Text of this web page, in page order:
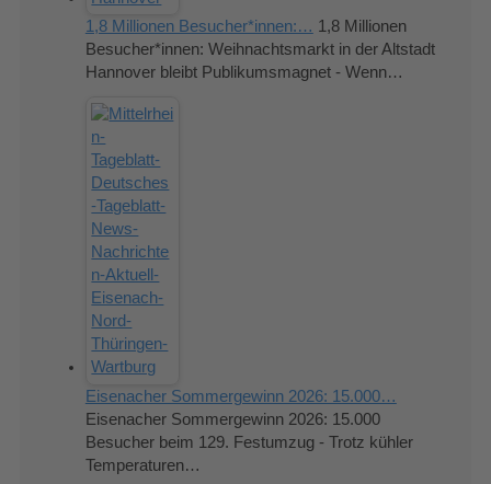
1,8 Millionen Besucher*innen:… 1,8 Millionen
Besucher*innen: Weihnachtsmarkt in der Altstadt
Hannover bleibt Publikumsmagnet - Wenn…
Eisenacher Sommergewinn 2026: 15.000…
Eisenacher Sommergewinn 2026: 15.000
Besucher beim 129. Festumzug - Trotz kühler
Temperaturen…